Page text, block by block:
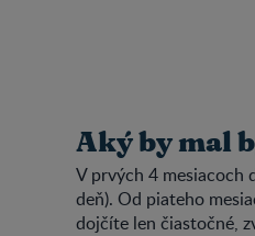
Aký by mal
V prvých 4 mesiacoch
deň). Od piateho
dojčíte len čiastočné,